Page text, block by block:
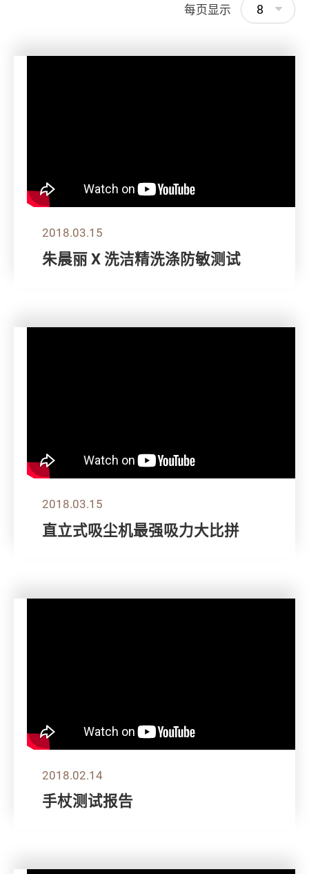
每页显示 8
2018.03.15
朱晨丽 X 洗洁精洗涤防敏测试
2018.03.15
直立式吸尘机最强吸力大比拼
2018.02.14
手杖测试报告